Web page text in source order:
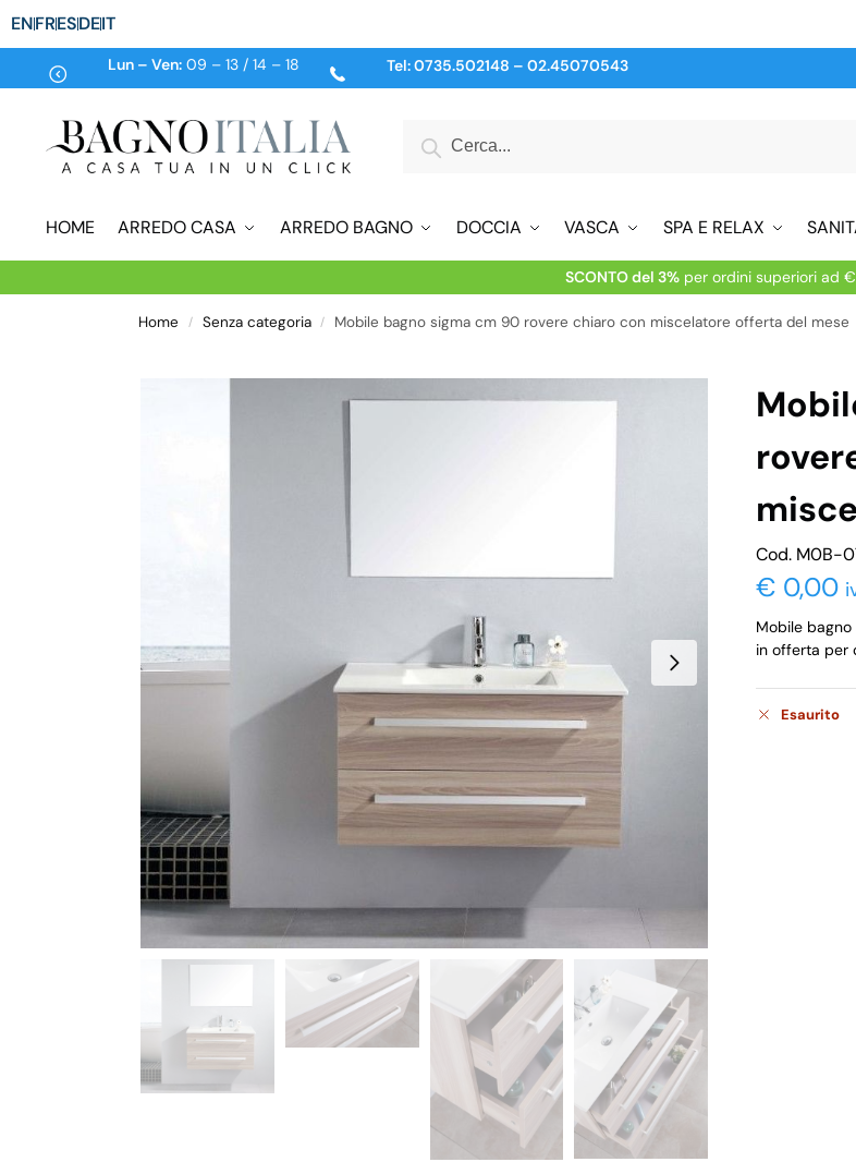
ENFRESDEIT
Lun – Ven:09 – 13 / 14 – 18 Tel:0735.502148 – 02.45070543
HOME ARREDO CASA ARREDO BAGNO DOCCIA VASCA SPA E RELAX
SCONTO del 3%per ordini superiori ad
Home / Senza categoria / Mobile bagno sigma cm 90 rovere chiaro con miscelatore offerta del mese
Cod. M0B-
€ 0,00
Mobile
in offerta per
Esaurito